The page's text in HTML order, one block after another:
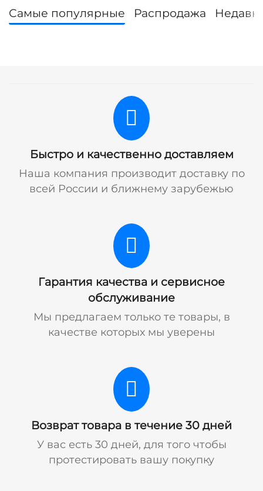
Самые популярные Распродажа
Быстро и качественно доставляем
Наша компания производит доставку по
всей России и ближнему зарубежью
Гарантия качества и сервисное
обслуживание
Мы предлагаем только те товары, в
качестве которых мы уверены
Возврат товара в течение 30 дней
У вас есть 30 дней, для того чтобы
протестировать вашу покупку